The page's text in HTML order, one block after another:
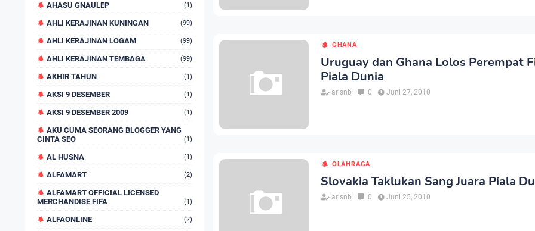
AHASU GNAULEP (1)
AHLI KERAJINAN KUNINGAN (99)
AHLI KERAJINAN LOGAM (99)
AHLI KERAJINAN TEMBAGA (99)
AKHIR TAHUN (1)
AKSI 9 DESEMBER (1)
AKSI 9 DESEMBER 2009 (1)
AKU CUMA SEORANG BLOGGER YANG
CINTA SEO
(1)
AL HUSNA (1)
ALFAMART (2)
ALFAMART OFFICIAL LICENSED
MERCHANDISE FIFA
(1)
ALFAONLINE (2)
GHANA
Uruguay dan Ghana Lolos Perempat
Piala Dunia
arisnb 0 Juni 27, 2010
OLAHRAGA
Slovakia Taklukan Sang Juara Piala
arisnb 0 Juni 25, 2010